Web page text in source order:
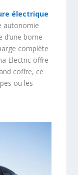
électrique
autonomie
d’une borne
complète
Electric offre
coffre, ce
ou les